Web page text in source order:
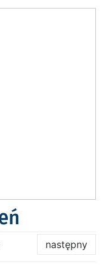
następny